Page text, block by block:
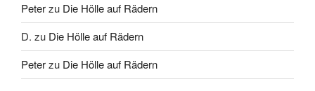
Peterzu Die Hölle auf Rädern
D. zu Die Hölle auf Rädern
Peterzu Die Hölle auf Rädern